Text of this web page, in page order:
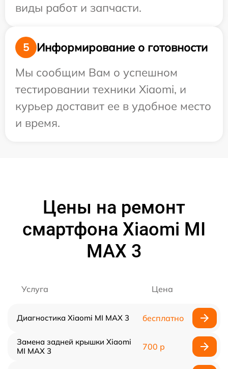
виды работ и запчасти.
5
Информирование о готовности
Мы сообщим Вам о успешном
тестировании техники Xiaomi, и
курьер доставит ее в удобное место
и время.
Цены на ремонт
смартфона Xiaomi MI
MAX 3
Услуга Цена
Диагностика Xiaomi MI MAX 3 бесплатно
Замена задней крышки Xiaomi
MI MAX 3
700 р